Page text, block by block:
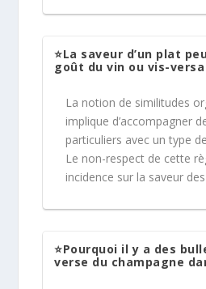
⭐La saveur d’un plat
goût du vin ou vis-versa
La notion de similitudes
implique d’accompagner
particuliers avec un type
Le non-respect de cette
incidence sur la saveur
⭐Pourquoi il y a des
verse du champagne